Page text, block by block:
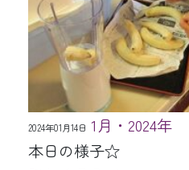
2024年01月14日 1月・2024年
本日の様子☆